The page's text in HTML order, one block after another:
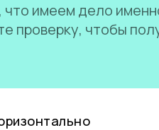
имеем дело
проверку, чтобы